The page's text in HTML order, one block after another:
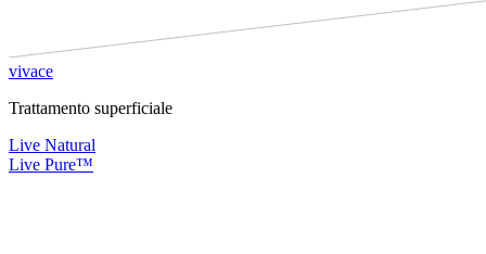
vivace
Trattamento superficiale
Live Natural
Live Pure™